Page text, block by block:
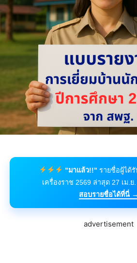
"มาแล้ว!!" รายชื่อผู้ได้
เครื่องราช 2569 ล่าสุด 27 เม.ย
สอบรายชื่อได้ที่นี่ →
advertisement